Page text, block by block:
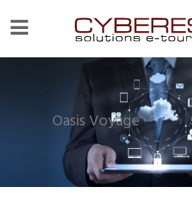
Oasis Voyage